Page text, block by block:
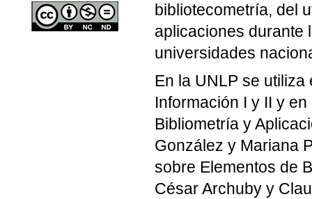
bibliotecometría, del
aplicaciones durante
universidades
En la UNLP se
Información I y II y
Bibliometría y
González y Mariana
sobre Elementos de
César Archuby y